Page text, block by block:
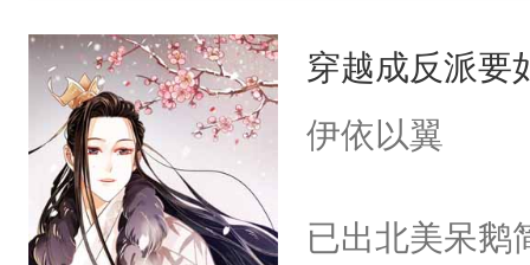
才任由受自毁
中有穿越者！
椅漂移，和野
地的束林秋
了。那个男人
魔尊南北寒被
上。太医把了
有喜了。”魏
寻……这是一
穿越成反派要
伊依以翼
已出北美呆鹅